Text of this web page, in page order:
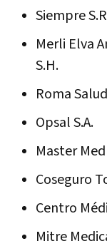
Siempre
Merli Elva
S.H.
Roma
Opsal S.A.
Master
Coseguro
Centro
Mitre